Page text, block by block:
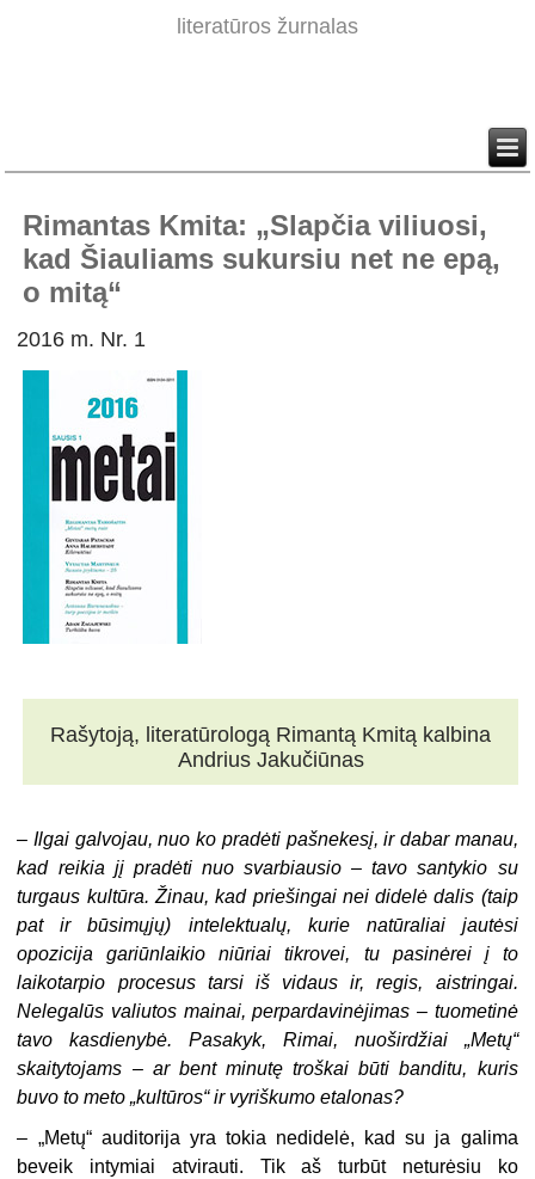
literatūros žurnalas
Rimantas Kmita: „Slapčia viliuosi,
kad Šiauliams sukursiu net ne epą,
o mitą“
2016 m. Nr. 1
Rašytoją, literatūrologą Rimantą Kmitą kalbina
Andrius Jakučiūnas
– Ilgai galvojau, nuo ko pradėti pašnekesį, ir dabar manau,
kad reikia jį pradėti nuo svarbiausio – tavo santykio su
turgaus kultūra. Žinau, kad priešingai nei didelė dalis (taip
pat ir būsimųjų) intelektualų, kurie natūraliai jautėsi
opozicija gariūnlaikio niūriai tikrovei, tu pasinėrei į to
laikotarpio procesus tarsi iš vidaus ir, regis, aistringai.
Nelegalūs valiutos mainai, perpardavinėjimas – tuometinė
tavo kasdienybė. Pasakyk, Rimai, nuoširdžiai „Metų“
skaitytojams – ar bent minutę troškai būti banditu, kuris
buvo to meto „kultūros“ ir vyriškumo etalonas?
– „Metų“ auditorija yra tokia nedidelė, kad su ja galima
beveik intymiai atvirauti. Tik aš turbūt neturėsiu ko